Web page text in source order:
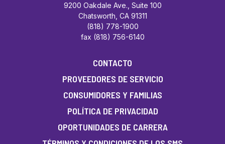
9200 Oakdale Ave., Suite 100
Chatsworth, CA 91311
(818) 778-1900
fax (818) 756-6140
CONTACTO
PROVEEDORES DE SERVICIO
CONSUMIDORES Y FAMILIAS
POLÍTICA DE PRIVACIDAD
OPORTUNIDADES DE CARRERA